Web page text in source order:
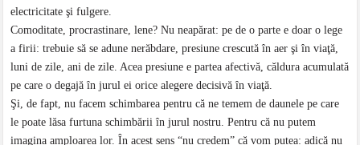
electricitate şi fulgere.
Comoditate, procrastinare, lene? Nu neapărat: pe de o parte e doar o lege
a firii: trebuie să se adune nerăbdare, presiune crescută în aer şi în viaţă,
luni de zile, ani de zile. Acea presiune e partea afectivă, căldura acumulată
pe care o degajă în jurul ei orice alegere decisivă în viaţă.
Şi, de fapt, nu facem schimbarea pentru că ne temem de daunele pe care
le poate lăsa furtuna schimbării în jurul nostru. Pentru că nu putem
imagina amploarea lor. În acest sens “nu credem” că vom putea: adică nu